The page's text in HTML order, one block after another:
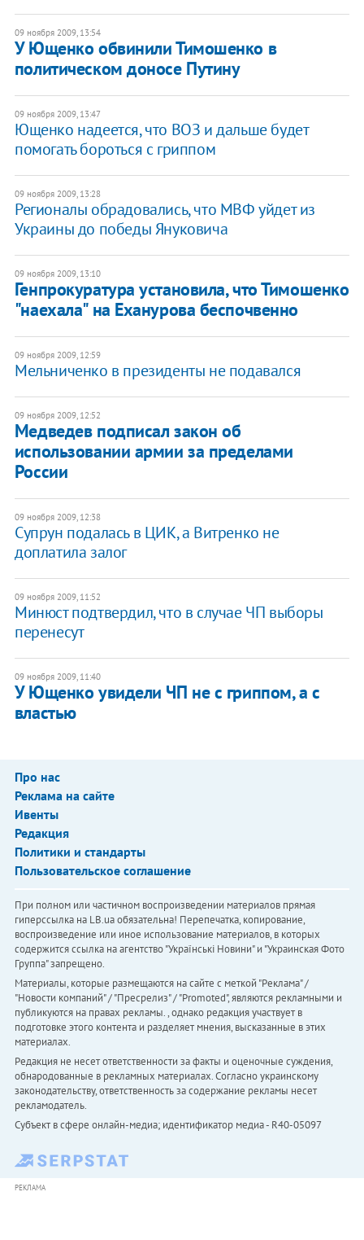
09 ноября 2009, 13:54
У Ющенко обвинили Тимошенко в
политическом доносе Путину
09 ноября 2009, 13:47
Ющенко надеется, что ВОЗ и дальше будет
помогать бороться с гриппом
09 ноября 2009, 13:28
Регионалы обрадовались, что МВФ уйдет из
Украины до победы Януковича
09 ноября 2009, 13:10
Генпрокуратура установила, что Тимошенко
"наехала" на Еханурова беспочвенно
09 ноября 2009, 12:59
Мельниченко в президенты не подавался
09 ноября 2009, 12:52
Медведев подписал закон об
использовании армии за пределами
России
09 ноября 2009, 12:38
Супрун подалась в ЦИК, а Витренко не
доплатила залог
09 ноября 2009, 11:52
Минюст подтвердил, что в случае ЧП выборы
перенесут
09 ноября 2009, 11:40
У Ющенко увидели ЧП не с гриппом, а с
властью
Про нас
Реклама на сайте
Ивенты
Редакция
Политики и стандарты
Пользовательское соглашение
При полном или частичном воспроизведении материалов прямая
гиперссылка на LB.ua обязательна! Перепечатка, копирование,
воспроизведение или иное использование материалов, в которых
содержится ссылка на агентство "Українськi Новини" и "Украинская Фото
Группа" запрещено.
Материалы, которые размещаются на сайте с меткой "Реклама" /
"Новости компаний" / "Пресрелиз" / "Promoted", являются рекламными и
публикуются на правах рекламы. , однако редакция участвует в
подготовке этого контента и разделяет мнения, высказанные в этих
материалах.
Редакция не несет ответственности за факты и оценочные суждения,
обнародованные в рекламных материалах. Согласно украинскому
законодательству, ответственность за содержание рекламы несет
рекламодатель.
Субъект в сфере онлайн-медиа; идентификатор медиа - R40-05097
РЕКЛАМА